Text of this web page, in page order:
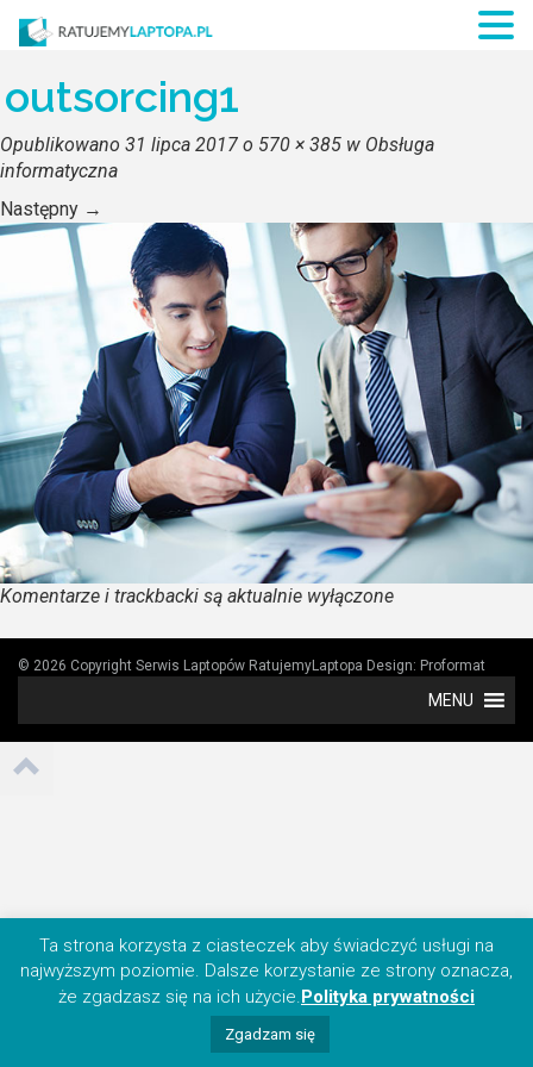
outsorcing1
Opublikowano 31 lipca 2017 o 570 × 385 w Obsługa
informatyczna
Następny →
Komentarze i trackbacki są aktualnie wyłączone
© 2026 Copyright Serwis Laptopów RatujemyLaptopa Design: Proformat
MENU
Ta strona korzysta z ciasteczek aby świadczyć usługi na
najwyższym poziomie. Dalsze korzystanie ze strony oznacza,
że zgadzasz się na ich użycie.Polityka prywatności
Zgadzam się